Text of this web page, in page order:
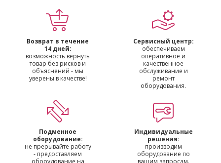
Возврат в течение
14 дней:
возможность вернуть
товар без рисков и
объяснений - мы
уверены в качестве!
Сервисный центр:
обеспечиваем
оперативное и
качественное
обслуживание и
ремонт
оборудования.
Подменное
оборудование:
не прерывайте работу
- предоставляем
оборудование на
Индивидуальные
решения:
производим
оборудование по
вашим запросам.